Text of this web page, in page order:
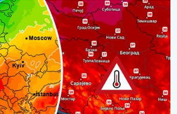
lokalno oko 40°C. Suvi i sunčani dani. .